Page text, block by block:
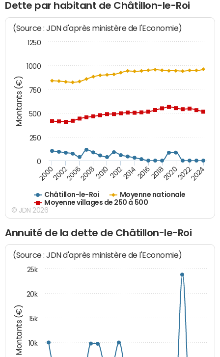
Dette par habitant de Châtillon-le-Roi
Montants (€)
(Source : JDN d'après ministère de l'Economie)
Châtillon-le-Roi
Moyenne nationale
Moyenne villages de 250 à 500
200020022006200820102012201420162018202020222024
0
250
500
750
1000
1250
© JDN 2026
Annuité de la dette de Châtillon-le-Roi
Montants (€)
(Source : JDN d'après ministère de l'Economie)
10k
15k
20k
25k